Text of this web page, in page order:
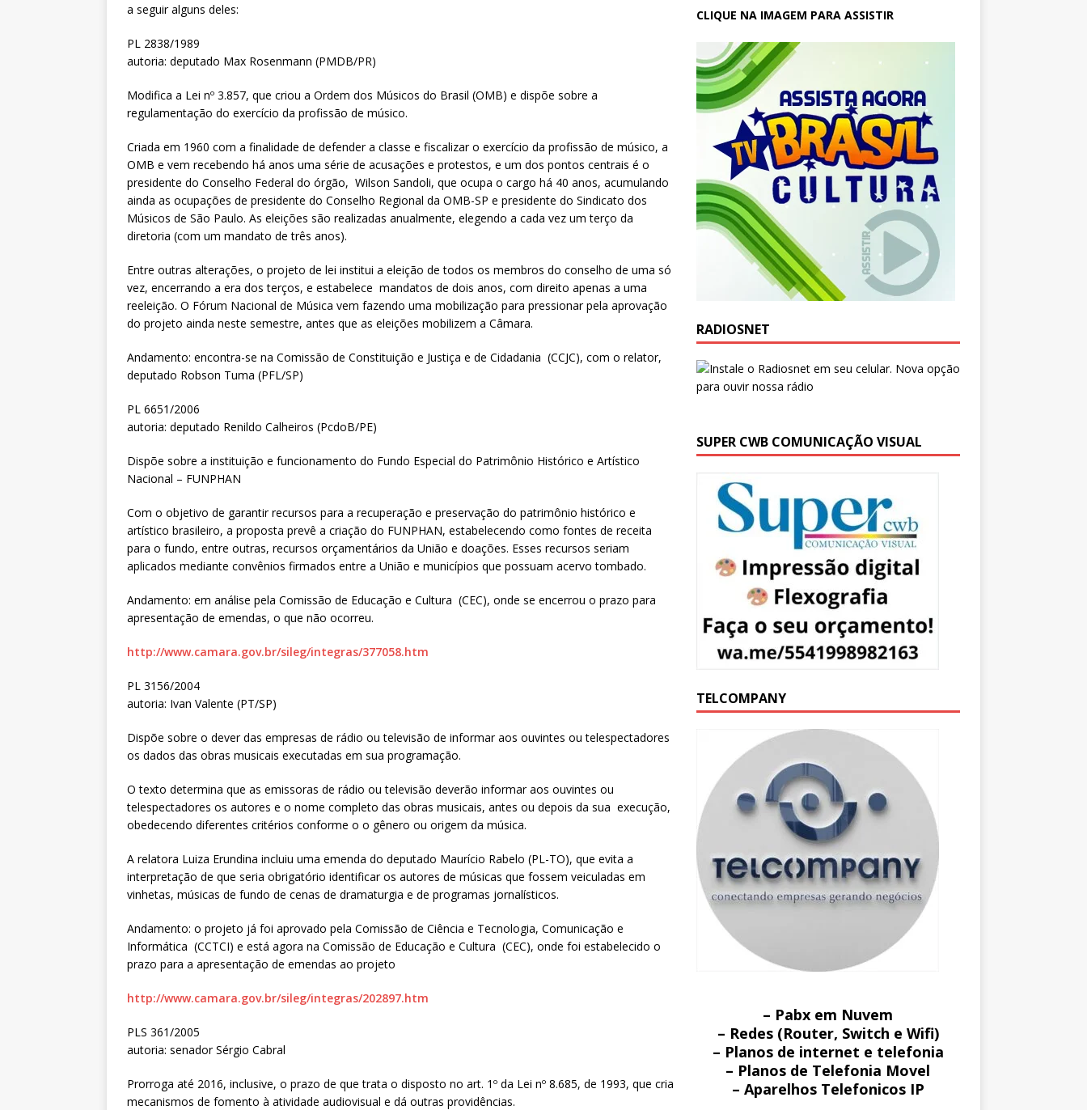
a seguir alguns deles:
PL 2838/1989
autoria: deputado Max Rosenmann (PMDB/PR)
Modifica a Lei nº 3.857, que criou a Ordem dos Músicos do Brasil (OMB) e dispõe sobre a
regulamentação do exercício da profissão de músico.
Criada em 1960 com a finalidade de defender a classe e fiscalizar o exercício da profissão de músico, a
OMB e vem recebendo há anos uma série de acusações e protestos, e um dos pontos centrais é o
presidente do Conselho Federal do órgão, Wilson Sandoli, que ocupa o cargo há 40 anos, acumulando
ainda as ocupações de presidente do Conselho Regional da OMB-SP e presidente do Sindicato dos
Músicos de São Paulo. As eleições são realizadas anualmente, elegendo a cada vez um terço da
diretoria (com um mandato de três anos).
Entre outras alterações, o projeto de lei institui a eleição de todos os membros do conselho de uma só
vez, encerrando a era dos terços, e estabelece mandatos de dois anos, com direito apenas a uma
reeleição. O Fórum Nacional de Música vem fazendo uma mobilização para pressionar pela aprovação
do projeto ainda neste semestre, antes que as eleições mobilizem a Câmara.
Andamento: encontra-se na Comissão de Constituição e Justiça e de Cidadania (CCJC), com o relator,
deputado Robson Tuma (PFL/SP)
PL 6651/2006
autoria: deputado Renildo Calheiros (PcdoB/PE)
Dispõe sobre a instituição e funcionamento do Fundo Especial do Patrimônio Histórico e Artístico
Nacional – FUNPHAN
Com o objetivo de garantir recursos para a recuperação e preservação do patrimônio histórico e
artístico brasileiro, a proposta prevê a criação do FUNPHAN, estabelecendo como fontes de receita
para o fundo, entre outras, recursos orçamentários da União e doações. Esses recursos seriam
aplicados mediante convênios firmados entre a União e municípios que possuam acervo tombado.
Andamento: em análise pela Comissão de Educação e Cultura (CEC), onde se encerrou o prazo para
apresentação de emendas, o que não ocorreu.
http://www.camara.gov.br/sileg/integras/377058.htm
PL 3156/2004
autoria: Ivan Valente (PT/SP)
Dispõe sobre o dever das empresas de rádio ou televisão de informar aos ouvintes ou telespectadores
os dados das obras musicais executadas em sua programação.
O texto determina que as emissoras de rádio ou televisão deverão informar aos ouvintes ou
telespectadores os autores e o nome completo das obras musicais, antes ou depois da sua execução,
obedecendo diferentes critérios conforme o o gênero ou origem da música.
A relatora Luiza Erundina incluiu uma emenda do deputado Maurício Rabelo (PL-TO), que evita a
interpretação de que seria obrigatório identificar os autores de músicas que fossem veiculadas em
vinhetas, músicas de fundo de cenas de dramaturgia e de programas jornalísticos.
Andamento: o projeto já foi aprovado pela Comissão de Ciência e Tecnologia, Comunicação e
Informática (CCTCI) e está agora na Comissão de Educação e Cultura (CEC), onde foi estabelecido o
prazo para a apresentação de emendas ao projeto
http://www.camara.gov.br/sileg/integras/202897.htm
PLS 361/2005
autoria: senador Sérgio Cabral
Prorroga até 2016, inclusive, o prazo de que trata o disposto no art. 1º da Lei nº 8.685, de 1993, que cria
mecanismos de fomento à atividade audiovisual e dá outras providências.
CLIQUE NA IMAGEM PARA ASSISTIR
RADIOSNET
SUPER CWB COMUNICAÇÃO VISUAL
TELCOMPANY
– Pabx em Nuvem
– Redes (Router, Switch e Wifi)
– Planos de internet e telefonia
– Planos de Telefonia Movel
– Aparelhos Telefonicos IP